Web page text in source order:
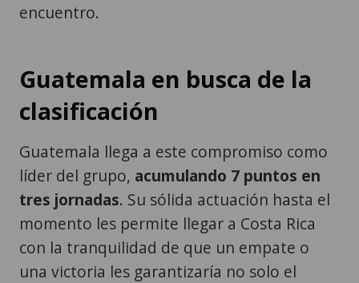
encuentro.
Guatemala en busca de la
clasificación
Guatemala llega a este compromiso como
líder del grupo, acumulando 7 puntos en
tres jornadas. Su sólida actuación hasta el
momento les permite llegar a Costa Rica
con la tranquilidad de que un empate o
una victoria les garantizaría no solo el